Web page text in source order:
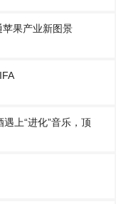
果产业新图景
上“进化”音乐，顶